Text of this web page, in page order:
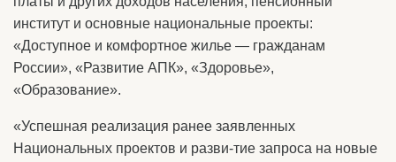
институт и основные национальные проекты:
«Доступное и комфортное жилье — гражданам
России», «Развитие АПК», «Здоровье»,
«Образование».
«Успешная реализация ранее заявленных
Национальных проектов и разви-тие запроса на новые